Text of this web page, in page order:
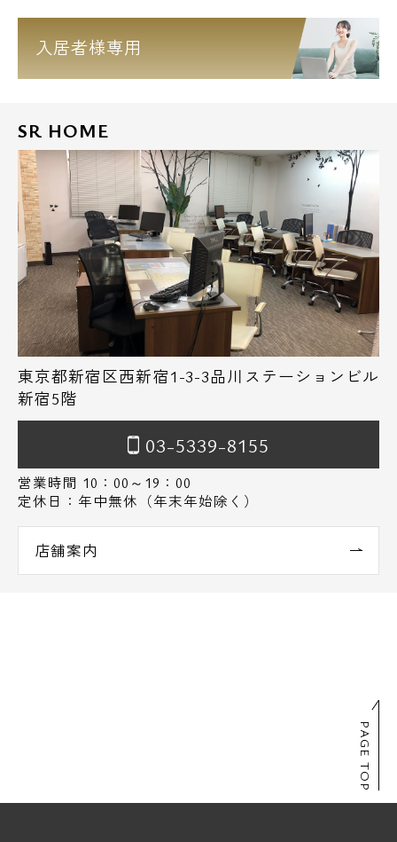
入居者様専用
SR HOME
東京都新宿区西新宿1-3-3品川ステーションビル
新宿5階
03-5339-8155
営業時間 10：00～19：00
定休日：年中無休（年末年始除く）
店舗案内
PAGE TOP